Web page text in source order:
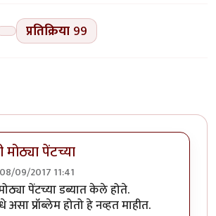
प्रतिक्रिया 99
पेंटच्या
09/2017 11:41
एक मदत हवी आहे.byमोदक
पेंटच्या डब्यात केले होते.
असा प्रॉब्लेम होतो हे नव्हत माहीत.